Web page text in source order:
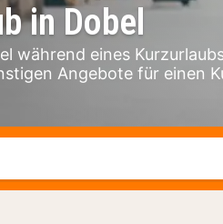
in Dobel
während eines
Angebote für einen
Hotel suchen